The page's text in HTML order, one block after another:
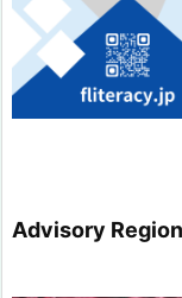
Advisory